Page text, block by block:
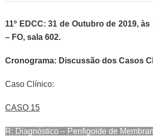
11º EDCC: 31 de Outubro de 2019,
– FO, sala 602.
Cronograma: Discussão dos Casos
Caso Clínico:
CASO 15
R: Diagnóstico – Penfigoide de